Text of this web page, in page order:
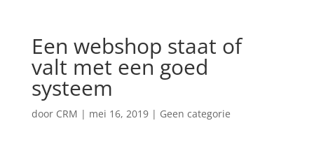
Een webshop staat of
valt met een goed
systeem
door CRM | mei 16, 2019| Geen categorie